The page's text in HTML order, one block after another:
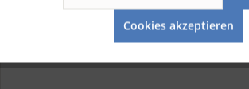
Merken
Cookies akzeptieren